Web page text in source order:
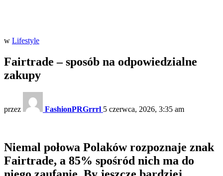
w Lifestyle
Fairtrade – sposób na odpowiedzialne
zakupy
przez FashionPRGrrrl 5 czerwca, 2026, 3:35 am
Niemal połowa Polaków rozpoznaje znak
Fairtrade, a 85% spośród nich ma do